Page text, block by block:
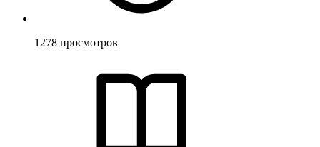
1278 просмотров